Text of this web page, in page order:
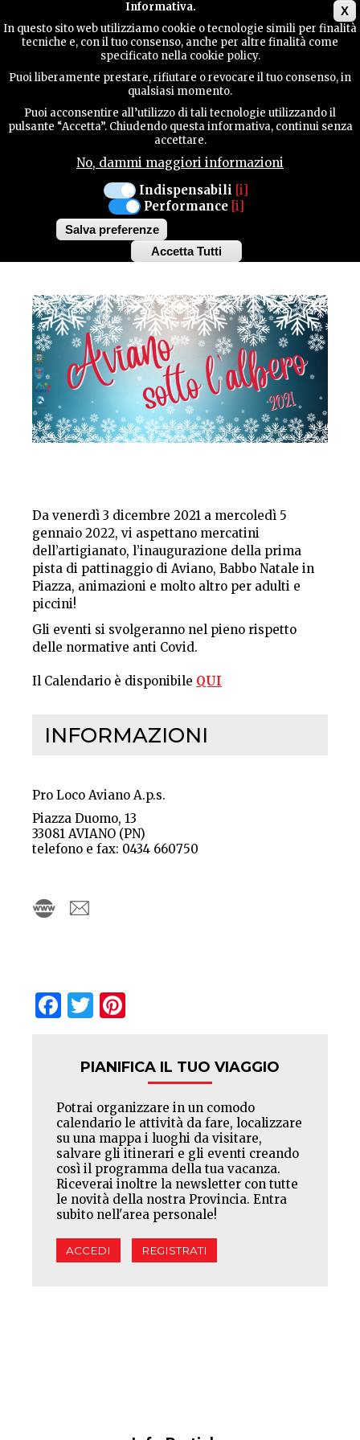
X
Informativa.
In questo sito web utilizziamo cookie o tecnologie simili per finalità
tecniche e, con il tuo consenso, anche per altre finalità come
specificato nella cookie policy.
Puoi liberamente prestare, rifiutare o revocare il tuo consenso, in
qualsiasi momento.
Puoi acconsentire all’utilizzo di tali tecnologie utilizzando il
pulsante “Accetta”. Chiudendo questa informativa, continui senza
accettare.
No, dammi maggiori informazioni
Indispensabili [i]
Performance [i]
Salva preferenze
Accetta Tutti
Withdraw
CONTATTI
MANIFESTAZIONI
AVIANO
DAL 3 DICEMBRE AL 5 GENNAIO
AVIANO SOTTO
L'ALBERO
Da venerdì 3 dicembre 2021 a mercoledì 5
gennaio 2022, vi aspettano mercatini
dell’artigianato, l’inaugurazione della prima
pista di pattinaggio di Aviano, Babbo Natale in
Piazza, animazioni e molto altro per adulti e
piccini!
Gli eventi si svolgeranno nel pieno rispetto
delle normative anti Covid.
Il Calendario è disponibile QUI
INFORMAZIONI
Pro Loco Aviano A.p.s.
Piazza Duomo, 13
33081 AVIANO (PN)
telefono e fax: 0434 660750
Facebook
Twitter
PIANIFICA IL TUO VIAGGIO
Potrai organizzare in un comodo
calendario le attività da fare, localizzare
su una mappa i luoghi da visitare,
salvare gli itinerari e gli eventi creando
così il programma della tua vacanza.
Riceverai inoltre la newsletter con tutte
le novità della nostra Provincia. Entra
subito nell'area personale!
ACCEDI REGISTRATI